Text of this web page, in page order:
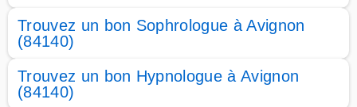
Trouvez un bon Sophrologue à Avignon
(84140)
Trouvez un bon Hypnologue à Avignon
(84140)